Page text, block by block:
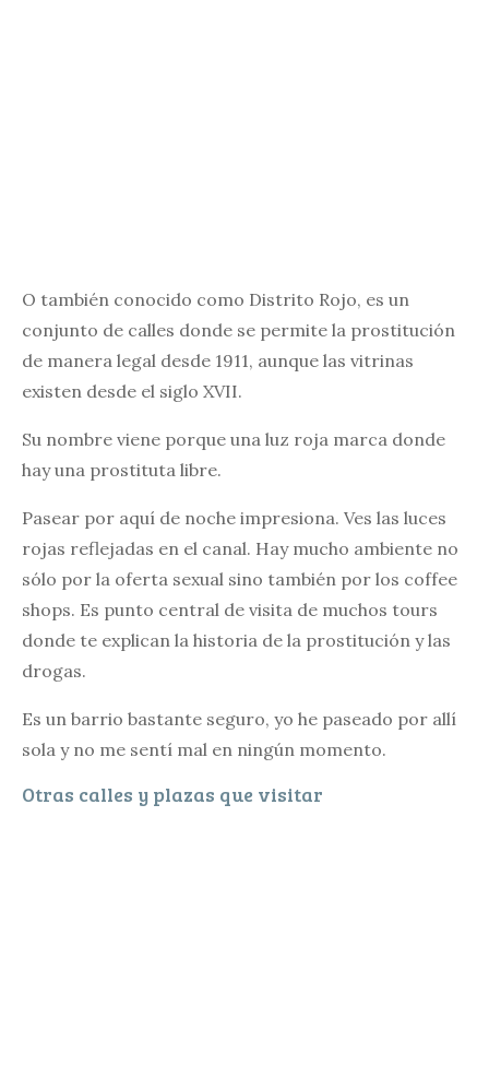
O también conocido como Distrito Rojo, es un
conjunto de calles donde se permite la prostitución
de manera legal desde 1911, aunque las vitrinas
existen desde el siglo XVII.
Su nombre viene porque una luz roja marca donde
hay una prostituta libre.
Pasear por aquí de noche impresiona. Ves las luces
rojas reflejadas en el canal. Hay mucho ambiente no
sólo por la oferta sexual sino también por los coffee
shops. Es punto central de visita de muchos tours
donde te explican la historia de la prostitución y las
drogas.
Es un barrio bastante seguro, yo he paseado por allí
sola y no me sentí mal en ningún momento.
Otras calles y plazas que visitar